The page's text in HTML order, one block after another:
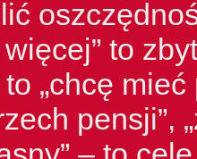
to
„chcę
pensji”,